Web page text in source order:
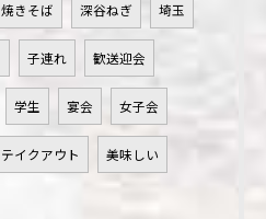
焼きそば 深谷ねぎ 埼玉
子連れ 歓送迎会
学生 宴会 女子会
テイクアウト 美味しい